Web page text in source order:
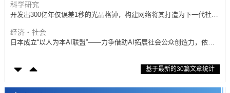
科学研究
开发出300亿年仅误差1秒的光晶格钟，构建网络将其打造为下一代社会
经济・社会
日本成立“以人为本AI联盟”——力争借助AI拓展社会公众创造力，依托
大阪大学开发出膜脂质可视化工具，使脂质探针的高效开发成为可能
科学研究
基于最新的30篇文章统计